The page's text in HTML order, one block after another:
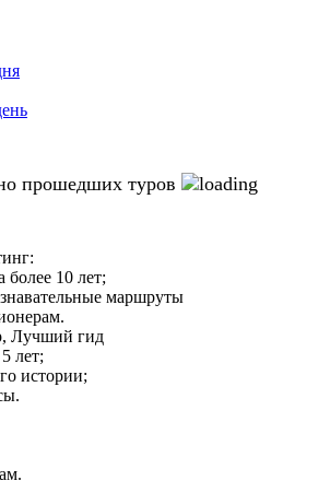
прошедших туров
10 лет;
маршруты
Лучший гид
лет;
истории;